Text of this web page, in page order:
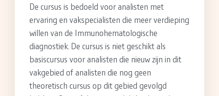
De cursus is bedoeld voor analisten met
ervaring en vakspecialisten die meer verdieping
willen van de Immunohematologische
diagnostiek. De cursus is niet geschikt als
basiscursus voor analisten die nieuw zijn in dit
vakgebied of analisten die nog geen
theoretisch cursus op dit gebied gevolgd